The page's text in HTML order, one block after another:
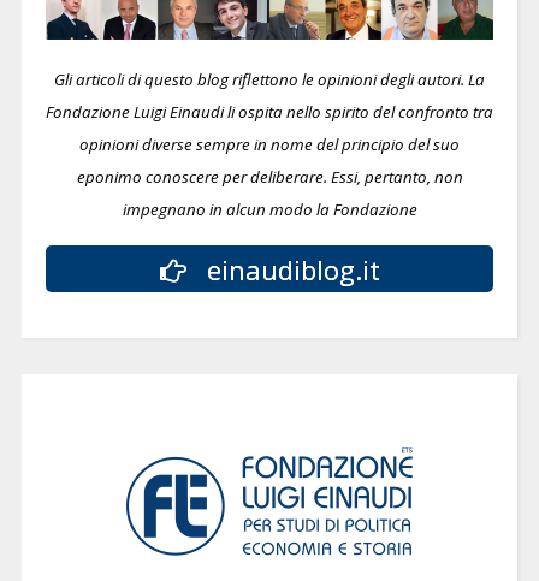
Gli articoli di questo blog riflettono le opinioni degli autori. La
Fondazione Luigi Einaudi li ospita nello spirito del confronto tra
opinioni diverse sempre in nome del principio del suo
eponimo conoscere per deliberare. Essi, pertanto, non
impegnano in alcun modo la Fondazione
einaudiblog.it